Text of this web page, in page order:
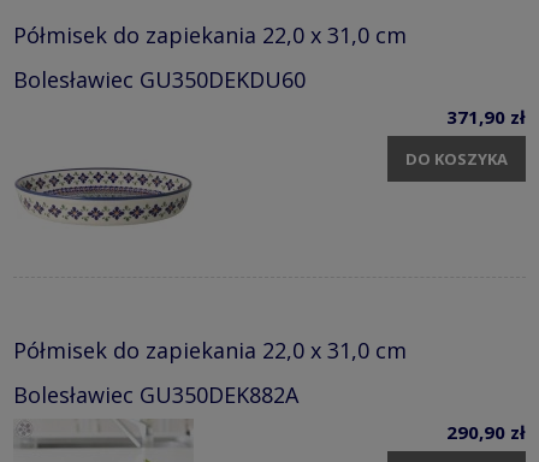
Półmisek do zapiekania 22,0 x 31,0 cm
Bolesławiec GU350DEKDU60
371,90 zł
DO KOSZYKA
Półmisek do zapiekania 22,0 x 31,0 cm
Bolesławiec GU350DEK882A
290,90 zł